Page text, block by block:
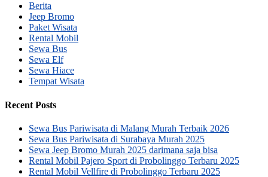
Berita
Jeep Bromo
Paket Wisata
Rental Mobil
Sewa Bus
Sewa Elf
Sewa Hiace
Tempat Wisata
Recent Posts
Sewa Bus Pariwisata di Malang Murah Terbaik 2026
Sewa Bus Pariwisata di Surabaya Murah 2025
Sewa Jeep Bromo Murah 2025 darimana saja bisa
Rental Mobil Pajero Sport di Probolinggo Terbaru 2025
Rental Mobil Vellfire di Probolinggo Terbaru 2025